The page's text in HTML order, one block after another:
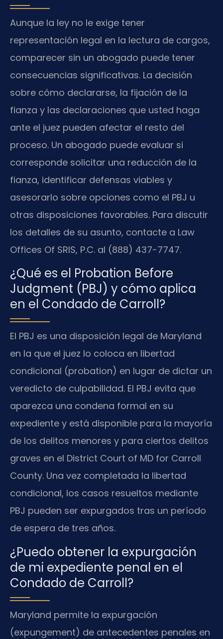
Aunque la ley no le exige tener
representación legal en la lectura de cargos,
comparecer sin un abogado puede tener
consecuencias significativas. La decisión
sobre cómo declararse, la fijación de la
fianza y las declaraciones que usted haga
ante el juez pueden afectar el resto del
proceso. Un abogado puede evaluar si
corresponde solicitar una reducción de la
fianza, identificar defensas viables y
asesorarlo sobre opciones como el PBJ u
otras disposiciones favorables. Para discutir
los detalles de su asunto, contacte a Law
Offices Of SRIS, P.C. al (888) 437-7747.
¿Qué es el Probation Before
Judgment (PBJ) y cómo aplica
en el Condado de Carroll?
El PBJ es una disposición legal de Maryland
en la que el juez lo coloca en libertad
condicional (probation) en lugar de dictar un
veredicto de culpabilidad. El PBJ evita que
aparezca una condena formal en su
expediente y está disponible para la mayoría
de los delitos menores y para ciertos delitos
graves en el District Court of MD for Carroll
County. Una vez completada la libertad
condicional, los casos resueltos mediante
PBJ pueden ser expurgados tras un período
de espera de tres años.
¿Puedo obtener la expurgación
de mi expediente penal en el
Condado de Carroll?
Maryland permite la expurgación
(expungement) de antecedentes penales en